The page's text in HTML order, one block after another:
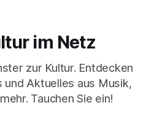
im Netz
zur Kultur. Entdecken
Aktuelles aus Musik,
Tauchen Sie ein!